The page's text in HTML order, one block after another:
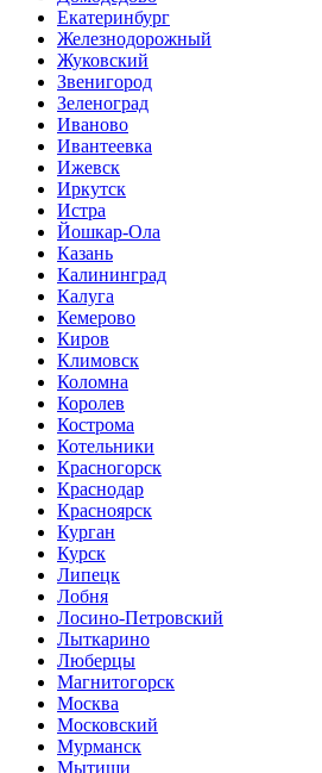
Екатеринбург
Железнодорожный
Жуковский
Звенигород
Зеленоград
Иваново
Ивантеевка
Ижевск
Иркутск
Истра
Йошкар-Ола
Казань
Калининград
Калуга
Кемерово
Киров
Климовск
Коломна
Королев
Кострома
Котельники
Красногорск
Краснодар
Красноярск
Курган
Курск
Липецк
Лобня
Лосино-Петровский
Лыткарино
Люберцы
Магнитогорск
Москва
Московский
Мурманск
Мытищи